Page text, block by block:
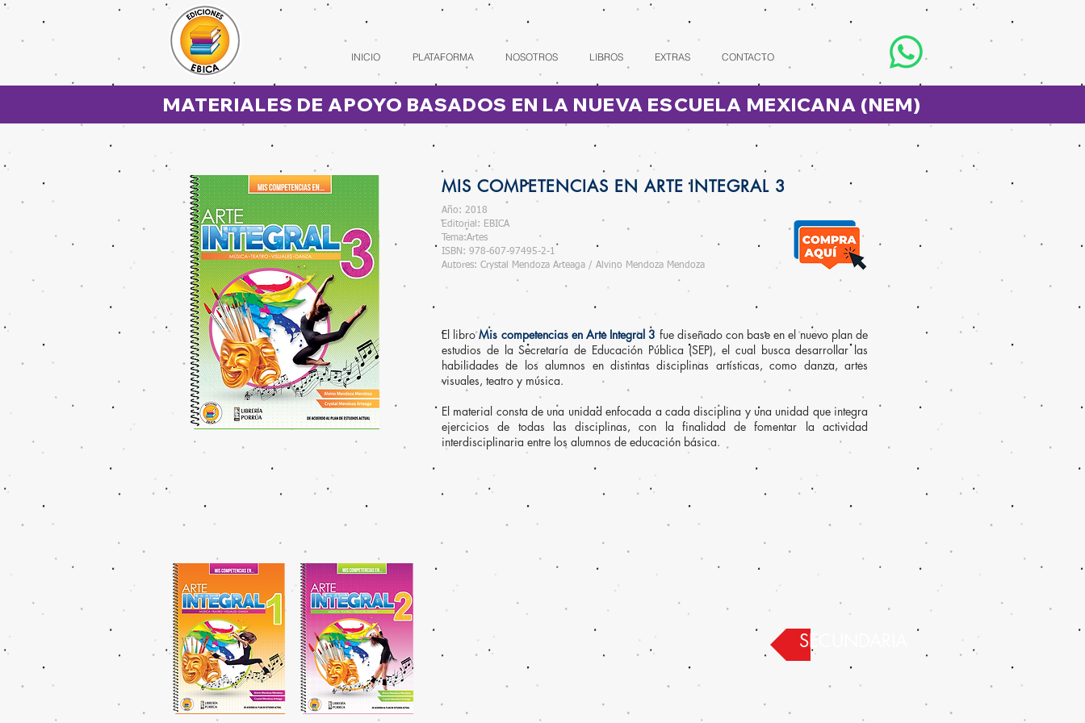
INICIO PLATAFORMA NOSOTROS LIBROS EXTRAS CONTACTO
MATERIALES DE APOYO BASADOS EN LA NUEVA ESCUELA MEXICANA (NEM)
MIS COMPETENCIAS EN ARTE INTEGRAL 3
Año: 2018
Editorial: EBICA
Tema:Artes
ISBN: 978-607-97495-2-1
Autores: Crystal Mendoza Arteaga / Alvino Mendoza Mendoza
El libroMis competencias en Arte Integral 3 fue diseñado con base en el nuevo plan de
estudios de la Secretaría de Educación Pública (SEP), el cual busca desarrollar las
habilidades de los alumnos en distintas disciplinas artísticas, como danza, artes
visuales, teatro y música.
El material consta de una unidad enfocada a cada disciplina y una unidad que integra
ejercicios de todas las disciplinas, con la finalidad de fomentar la actividad
interdisciplinaria entre los alumnos de educación básica.
SECUNDARIA